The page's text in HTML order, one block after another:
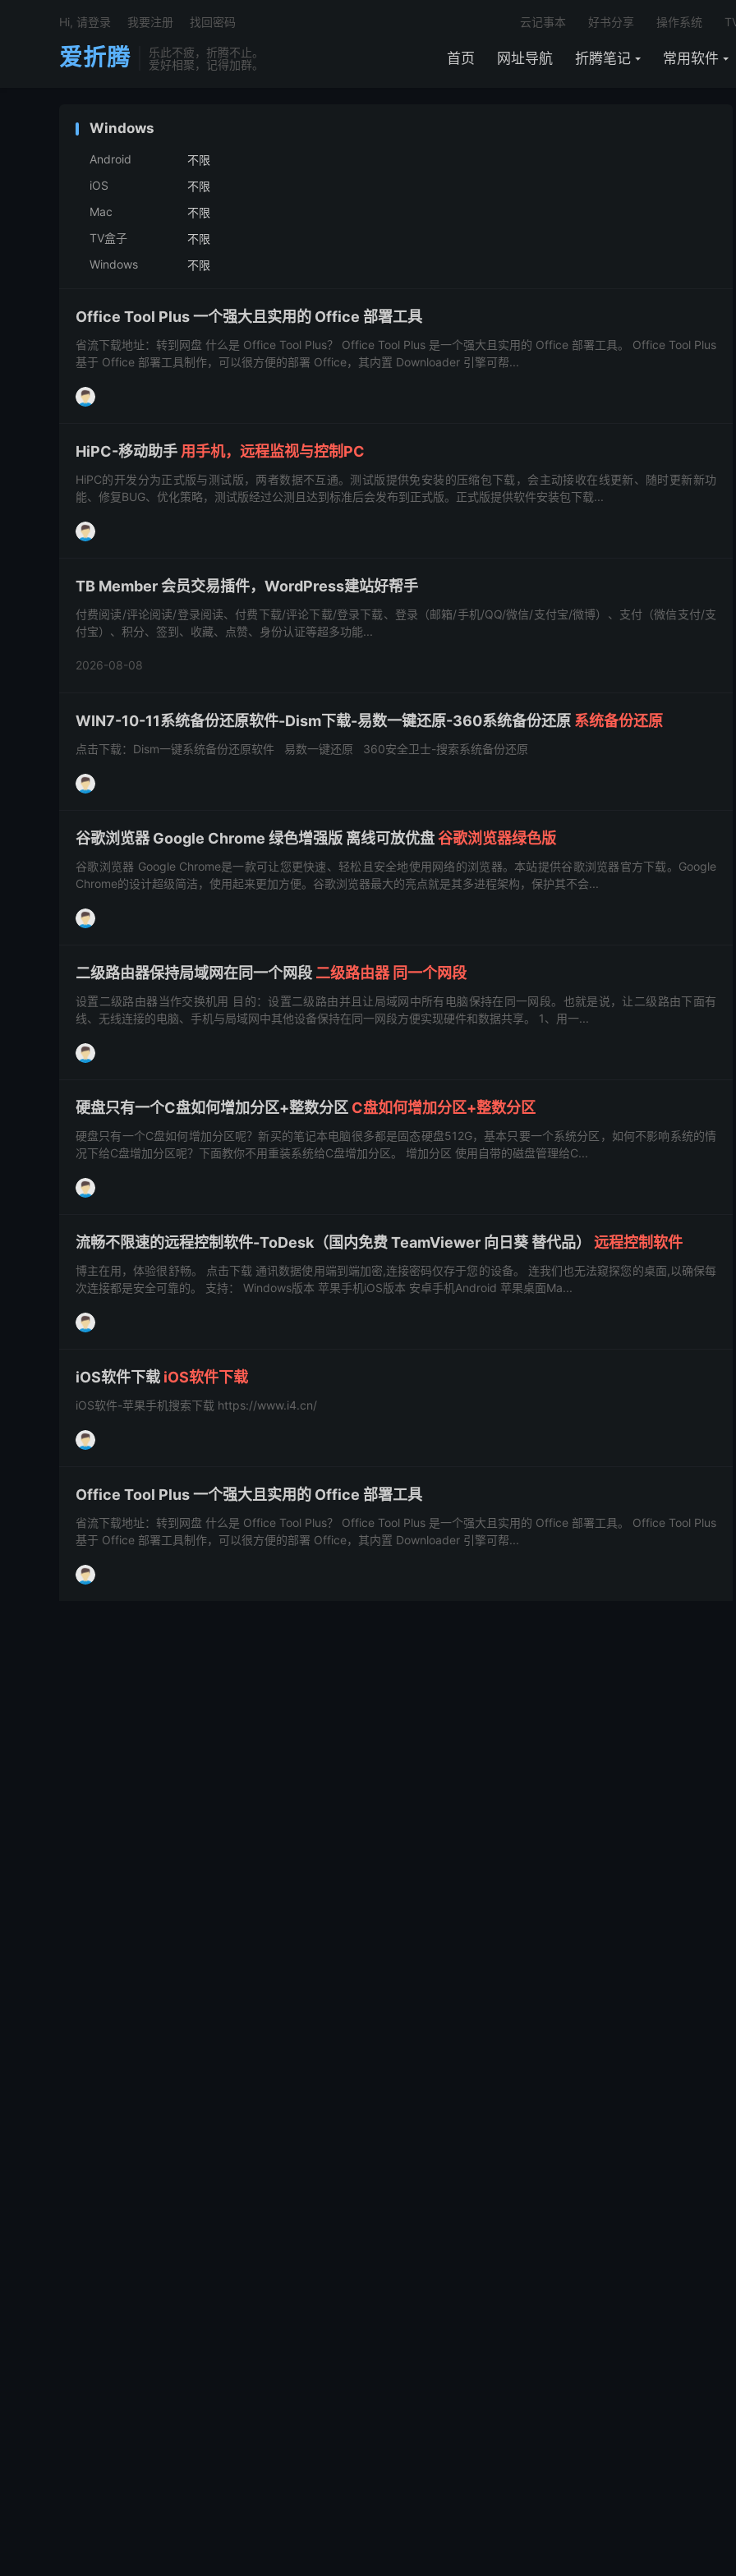
爱折腾
乐此不疲，折腾不止。
爱好相聚，记得加群。
首页 网址导航 折腾笔记 常用软件
云记事本 好书分享 操作系统
Hi, 请登录 我要注册 找回密码
Windows
Android
不限
iOS
不限
Mac
不限
TV盒子
不限
Windows
不限
Office Tool Plus 一个强大且实用的 Office 部署工具
省流下载地址：转到网盘 什么是 Office Tool Plus？ Office Tool Plus 是一个强大且实用的 Office 部署工具。 Office Tool Plus
基于 Office 部署工具制作，可以很方便的部署 Office，其内置 Downloader 引擎可帮...
HiPC-移动助手 用手机，远程监视与控制PC
HiPC的开发分为正式版与测试版，两者数据不互通。测试版提供免安装的压缩包下载，会主动接收在线更新、随时更新新功
能、修复BUG、优化策略，测试版经过公测且达到标准后会发布到正式版。正式版提供软件安装包下载...
TB Member 会员交易插件，WordPress建站好帮手
付费阅读/评论阅读/登录阅读、付费下载/评论下载/登录下载、登录（邮箱/手机/QQ/微信/支付宝/微博）、支付（微信支付/支
付宝）、积分、签到、收藏、点赞、身份认证等超多功能...
2026-08-08
WIN7-10-11系统备份还原软件-Dism下载-易数一键还原-360系统备份还原 系统备份还原
点击下载：Dism一键系统备份还原软件 易数一键还原 360安全卫士-搜索系统备份还原
谷歌浏览器 Google Chrome 绿色增强版 离线可放优盘谷歌浏览器绿色版
谷歌浏览器 Google Chrome是一款可让您更快速、轻松且安全地使用网络的浏览器。本站提供谷歌浏览器官方下载。Google
Chrome的设计超级简洁，使用起来更加方便。谷歌浏览器最大的亮点就是其多进程架构，保护其不会...
二级路由器保持局域网在同一个网段 二级路由器 同一个网段
设置二级路由器当作交换机用 目的：设置二级路由并且让局域网中所有电脑保持在同一网段。也就是说，让二级路由下面有
线、无线连接的电脑、手机与局域网中其他设备保持在同一网段方便实现硬件和数据共享。 1、用一...
硬盘只有一个C盘如何增加分区+整数分区 C盘如何增加分区+整数分区
硬盘只有一个C盘如何增加分区呢？新买的笔记本电脑很多都是固态硬盘512G，基本只要一个系统分区，如何不影响系统的情
况下给C盘增加分区呢？下面教你不用重装系统给C盘增加分区。 增加分区 使用自带的磁盘管理给C...
流畅不限速的远程控制软件-ToDesk（国内免费 TeamViewer 向日葵 替代品） 远程控制软件
博主在用，体验很舒畅。 点击下载 通讯数据使用端到端加密,连接密码仅存于您的设备。 连我们也无法窥探您的桌面,以确保每
次连接都是安全可靠的。 支持： Windows版本 苹果手机iOS版本 安卓手机Android 苹果桌面Ma...
iOS软件下载 iOS软件下载
iOS软件-苹果手机搜索下载 https://www.i4.cn/
Office Tool Plus 一个强大且实用的 Office 部署工具
省流下载地址：转到网盘 什么是 Office Tool Plus？ Office Tool Plus 是一个强大且实用的 Office 部署工具。 Office Tool Plus
基于 Office 部署工具制作，可以很方便的部署 Office，其内置 Downloader 引擎可帮...